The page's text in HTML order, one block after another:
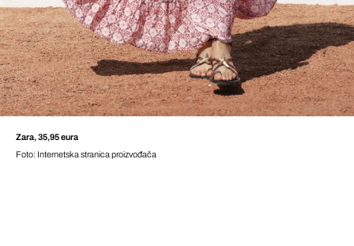
Zara, 35,95 eura
Foto: Internetska stranica proizvođača